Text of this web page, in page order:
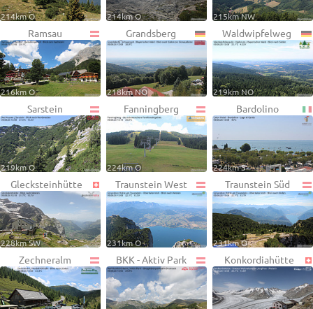
214km O 214km O 215km NW
Ramsau
216km O
Grandsberg
218km NO
Waldwipfelweg
219km NO
Sarstein
219km O
Fanningberg
224km O
Bardolino
224km S
Glecksteinhütte
228km SW
Traunstein West
231km O
Traunstein Süd
231km O
Zechneralm BKK - Aktiv Park Konkordiahütte